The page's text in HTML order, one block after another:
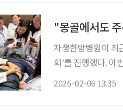
"몽골에서도
자생한방병원이 최
회’를 진행했다. 이번 프로그램은 해외 의료진 대상 자생한방병원의 비수술 척추 치료에 대한
2026-02-06 13:35